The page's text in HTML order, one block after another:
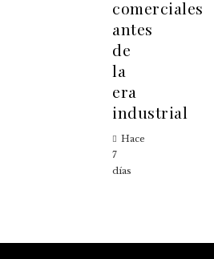
comerciales
antes
de
la
era
industrial
Hace
7
días